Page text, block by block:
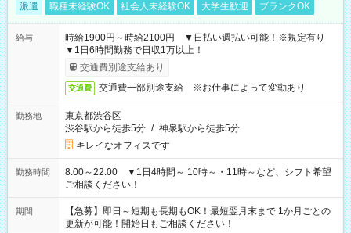
派遣 職種未経験OK 社会人未経験OK 大学生歓迎 ブランクOK
給与
時給1900円～時給2100円 ▼日払い週払い可能！※規定有り
▼1日6時間勤務で日収1万以上！
交通費別途支給あり
交通費 交通費一部別途支給 ※お仕事によって変動あり
勤務地
東京都渋谷区
渋谷駅から徒歩5分 / 神泉駅から徒歩5分
キレイなオフィスです
勤務時間
8:00～22:00 ▼1日4時間～ 10時～・11時～など、シフト希望
ご相談ください！
期間
【急募】即日～短期も長期もOK！最短翌月末まで 1か月ごとの
更新が可能！開始日もご相談ください！